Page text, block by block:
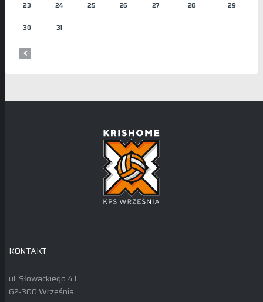
23 24 25 26 27 28 29
30 31
KONTAKT
ul. Słowackiego 41
62-300 Września